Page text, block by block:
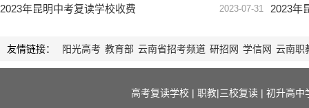
2023年昆明中考复读学校收费 2023-07-31 2023年
友情链接： 阳光高考 教育部 云南省招考频道 研招网 学信网 云南职
高考复读学校| 职教|三校复读| 初升高中